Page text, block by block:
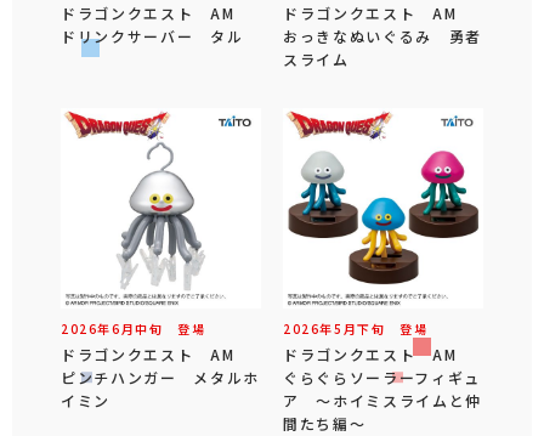
ドラゴンクエスト AM
ドリンクサーバー タル
ドラゴンクエスト AM
おっきなぬいぐるみ 勇者
スライム
2026年6 月中旬 登場
ドラゴンクエスト AM
ピンチハンガー メタルホ
イミン
2026年5 月下旬 登場
ドラゴンクエスト AM
ぐらぐらソーラーフィギュ
ア ～ホイミスライムと仲
間たち編～